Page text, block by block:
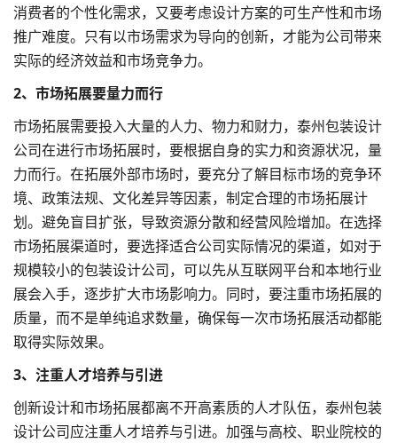
消费者的个性化需求，又要考虑设计方案的可生产性和市场
推广难度。只有以市场需求为导向的创新，才能为公司带来
实际的经济效益和市场竞争力。
2、市场拓展要量力而行
市场拓展需要投入大量的人力、物力和财力，泰州包装设计
公司在进行市场拓展时，要根据自身的实力和资源状况，量
力而行。在拓展外部市场时，要充分了解目标市场的竞争环
境、政策法规、文化差异等因素，制定合理的市场拓展计
划。避免盲目扩张，导致资源分散和经营风险增加。在选择
市场拓展渠道时，要选择适合公司实际情况的渠道，如对于
规模较小的包装设计公司，可以先从互联网平台和本地行业
展会入手，逐步扩大市场影响力。同时，要注重市场拓展的
质量，而不是单纯追求数量，确保每一次市场拓展活动都能
取得实际效果。
3、注重人才培养与引进
创新设计和市场拓展都离不开高素质的人才队伍，泰州包装
设计公司应注重人才培养与引进。加强与高校、职业院校的